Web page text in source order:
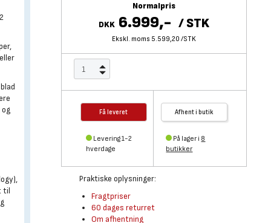
Normalpris
DKK 6.999,- /STK
Ekskl. moms 5.599,20 /STK
Få leveret
Levering 1-2
hverdage
Afhent i butik
På lager i 8
butikker
Praktiske oplysninger:
Fragtpriser
60 dages returret
Om afhentning
til